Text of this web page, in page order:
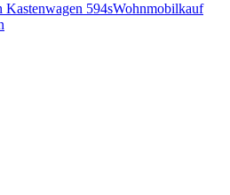
Wohnmobilkauf